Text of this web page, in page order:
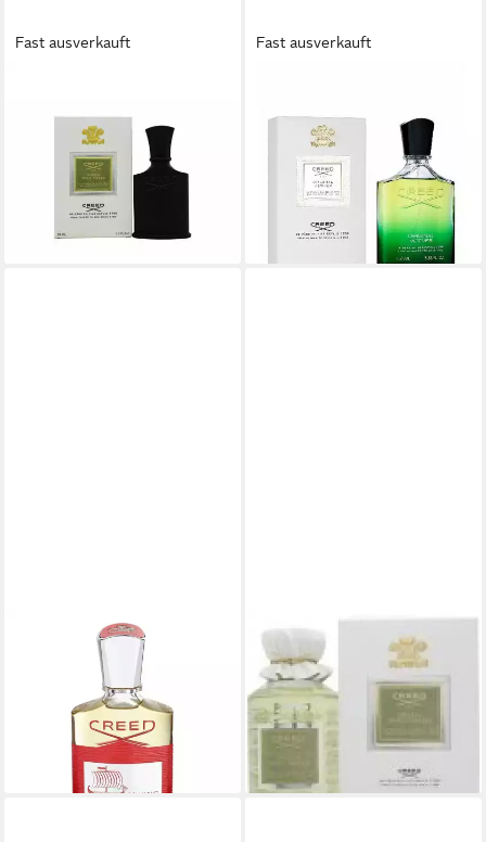
Fast ausverkauft
Tweed Eau de Parfum Spray
ab 300,15 €
(6.003,00 €/ 1 l)
lieferbar - in 8-10 Werktagen bei
Fast ausverkauft
Vetiver, Glasflakon, Parfüm
EDP, Herrenduft
ab 414,95 €
(4.149,50 €/ 1 l)
lieferbar - in 8-10 Werktagen bei
Eau de Parfum Viking,
Glasflakon, Parfüm EDP,
Herrenduft
ab 272,50 €
(2.725,00 €/ 1 l)
lieferbar - in 2-3 Werktagen bei dir
CREED
Eau de Parfum Green Irish
Tweed Eau de Parfum Splash
ab 734,40 €
(3.060,00 €/ 1 l)
lieferbar in 2 Wochen